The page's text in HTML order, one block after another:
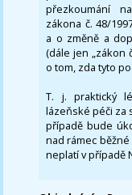
přezkoumání
zákona č. 48/
a o změně a
(dále jen „zákon
o tom, zda tyto
T. j. praktický
lázeňské péči za
případě bude
nad rámec
neplatí v případě